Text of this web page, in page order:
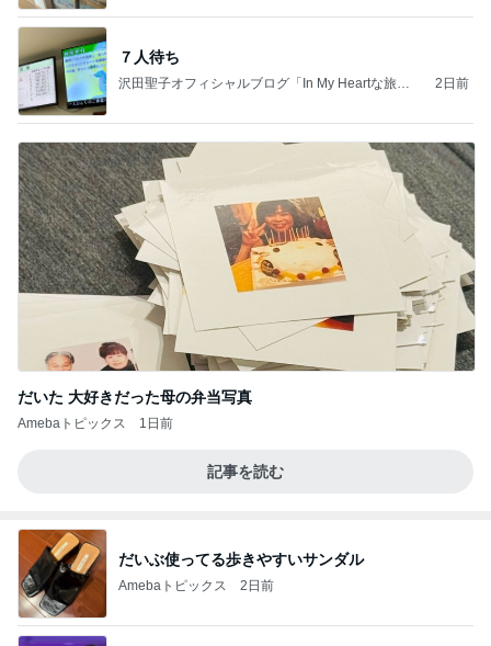
７人待ち
沢田聖子オフィシャルブログ「In My Heartな旅日
2日前
だいた 大好きだった母の弁当写真
Amebaトピックス 1日前
記事を読む
だいぶ使ってる歩きやすいサンダル
Amebaトピックス 2日前